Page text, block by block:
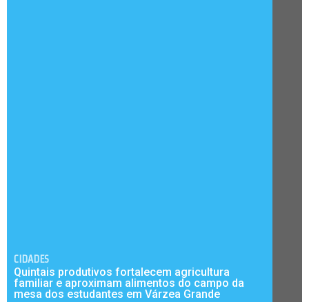
CIDADES
Quintais produtivos fortalecem agricultura
familiar e aproximam alimentos do campo da
mesa dos estudantes em Várzea Grande